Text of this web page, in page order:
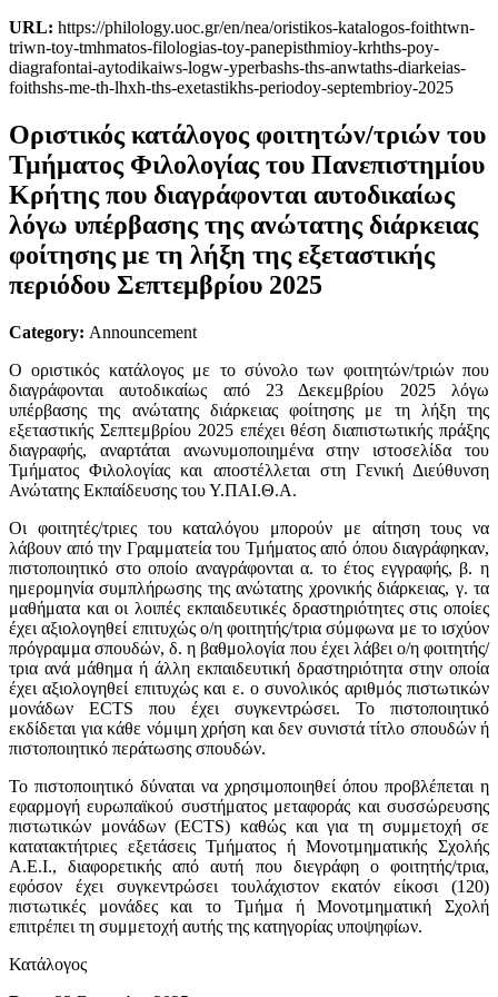
URL: https://philology.uoc.gr/en/nea/oristikos-katalogos-foithtwn-
triwn-toy-tmhmatos-filologias-toy-panepisthmioy-krhths-poy-
diagrafontai-aytodikaiws-logw-yperbashs-ths-anwtaths-diarkeias-
foithshs-me-th-lhxh-ths-exetastikhs-periodoy-septembrioy-2025
Οριστικός κατάλογος φοιτητών/τριών του
Τμήματος Φιλολογίας του Πανεπιστημίου
Κρήτης που διαγράφονται αυτοδικαίως
λόγω υπέρβασης της ανώτατης διάρκειας
φοίτησης με τη λήξη της εξεταστικής
περιόδου Σεπτεμβρίου 2025
Category: Announcement
Ο οριστικός κατάλογος με το σύνολο των φοιτητών/τριών που
διαγράφονται αυτοδικαίως από 23 Δεκεμβρίου 2025 λόγω
υπέρβασης της ανώτατης διάρκειας φοίτησης με τη λήξη της
εξεταστικής Σεπτεμβρίου 2025 επέχει θέση διαπιστωτικής πράξης
διαγραφής, αναρτάται ανωνυμοποιημένα στην ιστοσελίδα του
Τμήματος Φιλολογίας και αποστέλλεται στη Γενική Διεύθυνση
Ανώτατης Εκπαίδευσης του Υ.ΠΑΙ.Θ.Α.
Οι φοιτητές/τριες του καταλόγου μπορούν με αίτηση τους να
λάβουν από την Γραμματεία του Τμήματος από όπου διαγράφηκαν,
πιστοποιητικό στο οποίο αναγράφονται α. το έτος εγγραφής, β. η
ημερομηνία συμπλήρωσης της ανώτατης χρονικής διάρκειας, γ. τα
μαθήματα και οι λοιπές εκπαιδευτικές δραστηριότητες στις οποίες
έχει αξιολογηθεί επιτυχώς ο/η φοιτητής/τρια σύμφωνα με το ισχύον
πρόγραμμα σπουδών, δ. η βαθμολογία που έχει λάβει ο/η φοιτητής/
τρια ανά μάθημα ή άλλη εκπαιδευτική δραστηριότητα στην οποία
έχει αξιολογηθεί επιτυχώς και ε. ο συνολικός αριθμός πιστωτικών
μονάδων ECTS που έχει συγκεντρώσει. Το πιστοποιητικό
εκδίδεται για κάθε νόμιμη χρήση και δεν συνιστά τίτλο σπουδών ή
πιστοποιητικό περάτωσης σπουδών.
Το πιστοποιητικό δύναται να χρησιμοποιηθεί όπου προβλέπεται η
εφαρμογή ευρωπαϊκού συστήματος μεταφοράς και συσσώρευσης
πιστωτικών μονάδων (ECTS) καθώς και για τη συμμετοχή σε
κατατακτήτριες εξετάσεις Τμήματος ή Μονοτμηματικής Σχολής
Α.Ε.Ι., διαφορετικής από αυτή που διεγράφη ο φοιτητής/τρια,
εφόσον έχει συγκεντρώσει τουλάχιστον εκατόν είκοσι (120)
πιστωτικές μονάδες και το Τμήμα ή Μονοτμηματική Σχολή
επιτρέπει τη συμμετοχή αυτής της κατηγορίας υποψηφίων.
Κατάλογος